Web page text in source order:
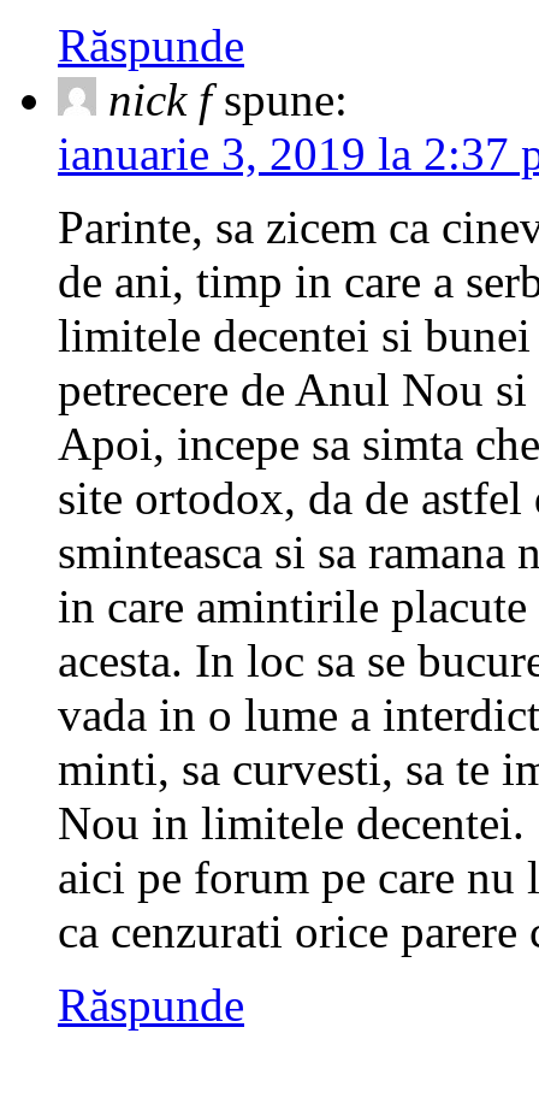
Răspunde
nick f spune:
ianuarie 3, 2019 la 2:37
Parinte, sa zicem ca
de ani, timp in care a
limitele decentei si
petrecere de Anul Nou
Apoi, incepe sa simta
site ortodox, da de astfel
sminteasca si sa
in care amintirile
acesta. In loc sa se
vada in o lume a
minti, sa curvesti, sa te
Nou in limitele
aici pe forum pe care nu
ca cenzurati orice parere
Răspunde